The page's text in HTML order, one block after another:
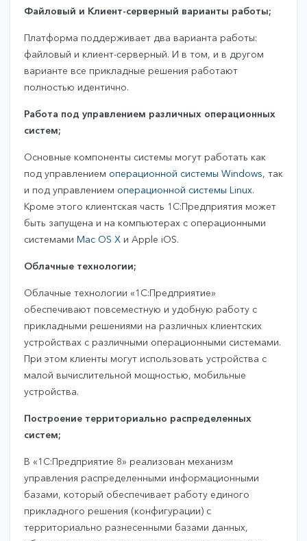
Файловый и Клиент-серверный варианты работы;
Платформа поддерживает два варианта работы:
файловый и клиент-серверный. И в том, и в другом
варианте все прикладные решения работают
полностью идентично.
Работа под управлением различных операционных
систем;
Основные компоненты системы могут работать как
под управлением операционной системы Windows, так
и под управлением операционной системы Linux.
Кроме этого клиентская часть 1С:Предприятия может
быть запущена и на компьютерах с операционными
системами Mac OS X и Apple iOS.
Облачные технологии;
Облачные технологии «1C:Предприятие»
обеспечивают повсеместную и удобную работу с
прикладными решениями на различных клиентских
устройствах с различными операционными системами.
При этом клиенты могут использовать устройства с
малой вычислительной мощностью, мобильные
устройства.
Построение территориально распределенных
систем;
В «1С:Предприятие 8» реализован механизм
управления распределенными информационными
базами, который обеспечивает работу единого
прикладного решения (конфигурации) с
территориально разнесенными базами данных,